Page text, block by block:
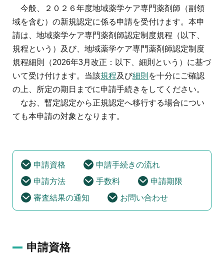
会員限定情報
マイページ
入会・各種手続き
English
今般、２０２６年度地域薬学ケア専門薬剤師（副領
域を含む）の新規認定に係る申請を受付けます。本申
請は、地域薬学ケア専門薬剤師認定制度規程（以下、
規程という）及び、地域薬学ケア専門薬剤師認定制度
規程細則（2026年3月改正：以下、細則という）に基づ
いて受け付けます。当該規程及び細則 を十分にご確認
の上、所定の期日までに申請手続きをしてください。
なお、暫定認定から正規認定へ移行する場合につい
ても本申請の対象となります。
申請資格
申請手続きの流れ
申請方法
手数料
申請期限
審査結果の通知
お問い合わせ
申請資格